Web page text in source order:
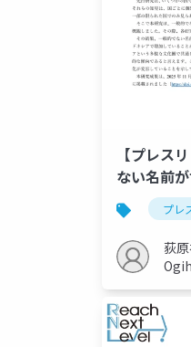
【プレス
ない名前
重視の文
（Ogihara,
プレ
荻